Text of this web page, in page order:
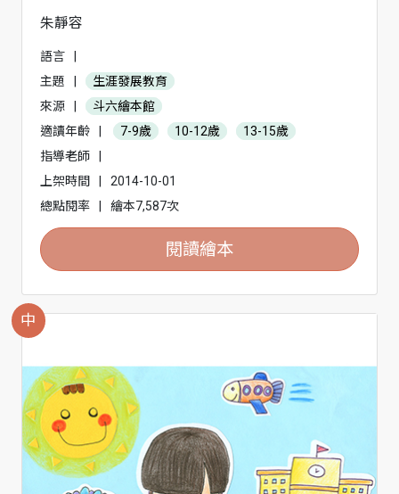
朱靜容
語言
主題
生涯發展教育
來源
斗六繪本館
適讀年齡
7-9歲 10-12歲
13-15歲
指導老師
上架時間
2014-10-01
總點閱率
繪本7,587次
閱讀繪本
中